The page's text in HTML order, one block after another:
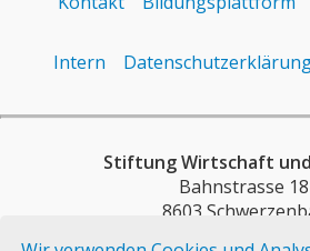
Intern
Stiftung Wirtschaft
Bahnstrasse
8603